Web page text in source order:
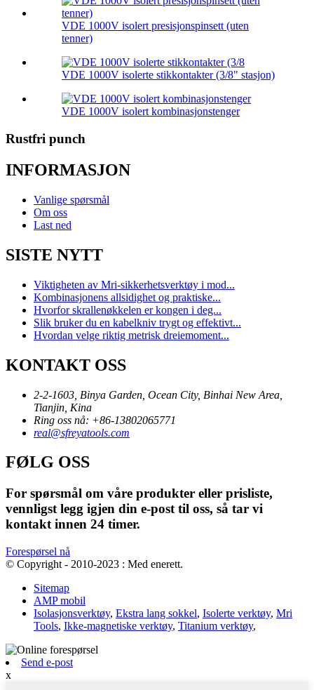
VDE 1000V isolert presisjonspinsett (uten
tenner)
VDE 1000V isolerte stikkontakter (3/8" stasjon)
VDE 1000V isolert kombinasjonstenger
Rustfri punch
INFORMASJON
Vanlige spørsmål
Om oss
Last ned
SISTE NYTT
Viktigheten av Mri-sikkerhetsverktøy i mod...
Kombinasjonens allsidighet og praktiske...
Hvorfor skrallenøkkelen er kongen i deg...
Slik bruker du en kabelkniv trygt og effektivt...
Hvordan velge riktig metrisk dreiemoment...
KONTAKT OSS
2-2-1603, Binya Garden, Ocean City, Binhai New Area,
Tianjin, Kina
Ring oss nå: +86-13802065771
real@sfreyatools.com
FØLG OSS
For spørsmål om våre produkter eller prisliste,
vennligst legg igjen din e-post til oss, så tar vi
kontakt innen 24 timer.
Forespørsel nå
© Copyright - 2010-2023 : Med enerett.
Sitemap
AMP mobil
Isolasjonsverktøy, Ekstra lang sokkel, Isolerte verktøy, Mri
Tools, Ikke-magnetiske verktøy, Titanium verktøy,
Send e-post
x